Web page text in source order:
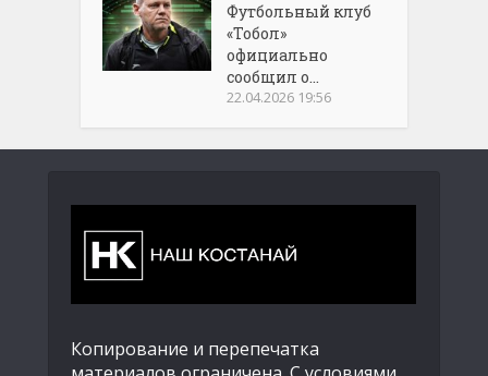
Футбольный клуб
«Тобол»
официально
сообщил о...
22.04.2026 19:56
Копирование и перепечатка